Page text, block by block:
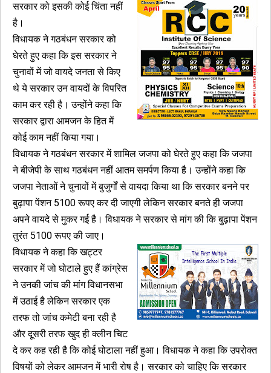
सरकार को इसकी कोई चिंता नहीं
है।
विधायक ने गठबंधन सरकार को
घेरते हुए कहा कि इस सरकार ने
चुनावों में जो वायदे जनता से किए
थे ये सरकार उन वायदों के विपरित
काम कर रही है। उन्होंने कहा कि
सरकार द्वारा आमजन के हित में
कोई काम नहीं किया गया।
विधायक ने गठबंधन सरकार में शामिल जजपा को घेरते हुए कहा कि जजपा
ने बीजेपी के साथ गठबंधन नहीं आतम समर्पण किया है। उन्होंने कहा कि
जजपा नेताओं ने चुनावों में बुजुर्गों से वायदा किया था कि सरकार बनने पर
बुढ़ापा पेंशन 5100 रूपए कर दी जाएगी लेकिन सरकार बनते ही जजपा
अपने वायदे से मुकर गई है। विधायक ने सरकार से मांग की कि बुढ़ापा पेंशन
तुरंत 5100 रूपए की जाए।
विधायक ने कहा कि खट्टर
सरकार में जो घोटाले हुए हैं कांग्रेस
ने उनकी जांच की मांग विधानसभा
में उठाई है लेकिन सरकार एक
तरफ तो जांच कमेटी बना रही है
और दूसरी तरफ खुद ही क्लीन चिट
दे कर कह रही है कि कोई घोटाला नहीं हुआ। विधायक ने कहा कि उपरोक्त
विषयों को लेकर आमजन में भारी रोष है। सरकार को चाहिए कि सरकार